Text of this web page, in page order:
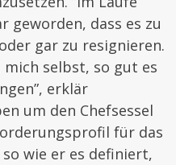
geworden, dass es zu
gar zu resignieren.
selbst, so gut es
erklär
um den Chefsessel
für das
wie er es definiert,